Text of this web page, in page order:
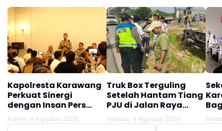
Kapolresta Karawang
Perkuat Sinergi
dengan Insan Pers
Melalui Silaturahmi
Bersama Media
Kamis, 6 Agustus 2026
Truk Box Terguling
Setelah Hantam Tiang
PJU di Jalan Raya
Interchange
Karawang Barat
Selasa, 4 Agustus 2026